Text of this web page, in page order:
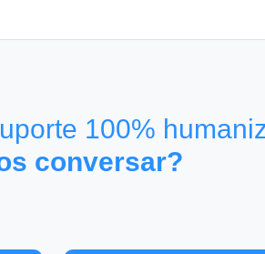
100%
conversar?